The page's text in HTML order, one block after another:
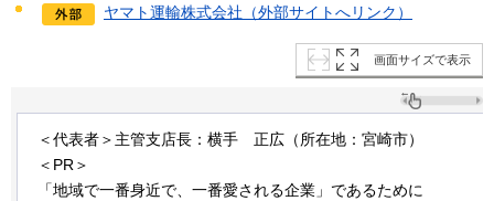
ヤマト運輸株式会社（外部サイトへリンク）
画面サイズで表示
＜代表者＞主管支店長：横手 正広（所在地：宮崎市）
＜PR＞
「地域で一番身近で、一番愛される企業」であるために